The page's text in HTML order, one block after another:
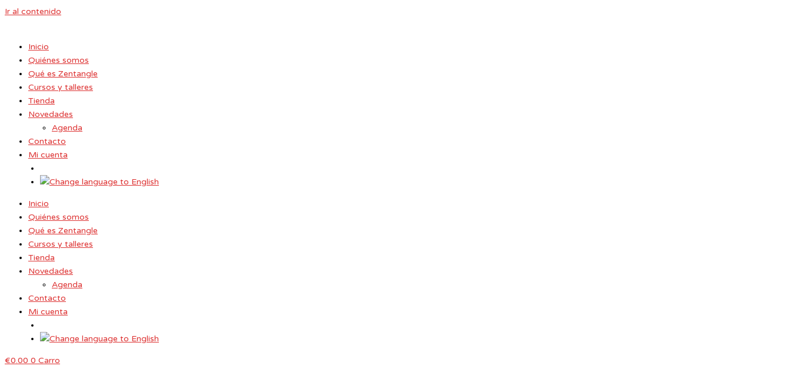
Ir al contenido
Inicio
Quiénes somos
Qué es Zentangle
Cursos y talleres
Tienda
Novedades
Agenda
Contacto
Mi cuenta
Inicio
Quiénes somos
Qué es Zentangle
Cursos y talleres
Tienda
Novedades
Agenda
Contacto
Mi cuenta
€0.00 0 Carro